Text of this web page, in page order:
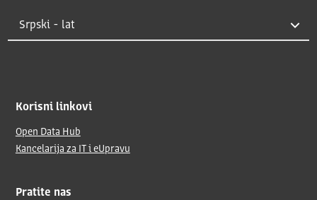
Korisni linkovi
Open Data Hub
Kancelarija za IT i eUpravu
Pratite nas